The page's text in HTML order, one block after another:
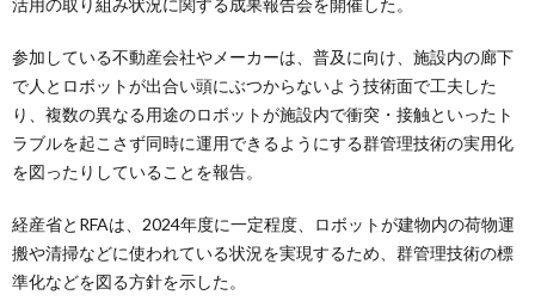
参加している不動産会社やメーカーは、普及に向け、施設内の廊下
で人とロボットが出合い頭にぶつからないよう技術面で工夫した
り、複数の異なる用途のロボットが施設内で衝突・接触といったト
ラブルを起こさず同時に運用できるようにする群管理技術の実用化
を図ったりしていることを報告。
経産省とRFAは、2024年度に一定程度、ロボットが建物内の荷物運
搬や清掃などに使われている状況を実現するため、群管理技術の標
準化などを図る方針を示した。